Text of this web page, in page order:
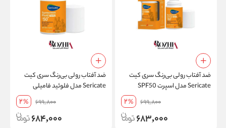
ضد آفتاب رولی بی‌رنگ سری کیت
Sericate مدل اسپرت SPF50
مقاوم در برابر تعریق حجم 50 میل
699,800
2%
683,000
ضد آفتاب رولی بی‌رنگ سری کیت
Sericate مدل فلوئید فامیلی
SPF50 فاقد چربی مناسب انواع
699,800
2%
684,000